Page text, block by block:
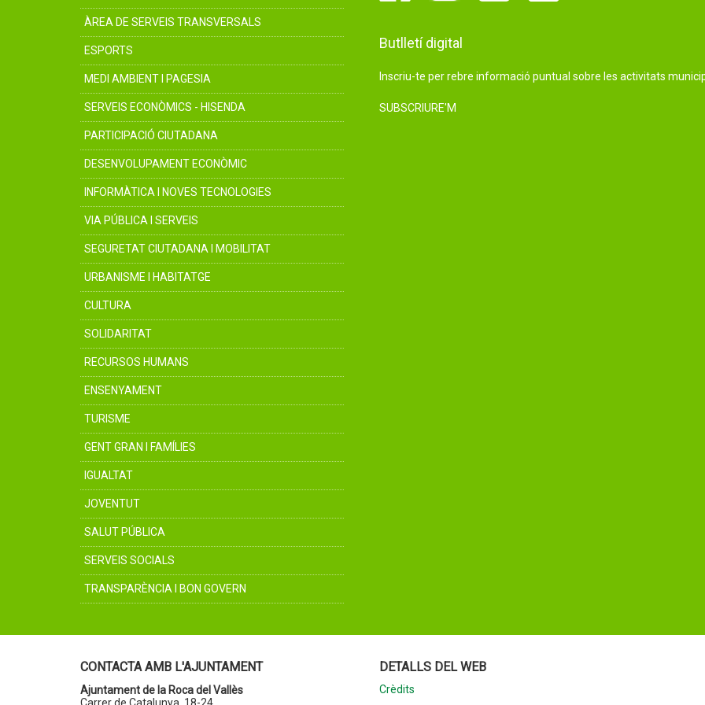
ÀREA DE SERVEIS TRANSVERSALS
ESPORTS
MEDI AMBIENT I PAGESIA
SERVEIS ECONÒMICS - HISENDA
PARTICIPACIÓ CIUTADANA
DESENVOLUPAMENT ECONÒMIC
INFORMÀTICA I NOVES TECNOLOGIES
VIA PÚBLICA I SERVEIS
SEGURETAT CIUTADANA I MOBILITAT
URBANISME I HABITATGE
CULTURA
SOLIDARITAT
RECURSOS HUMANS
ENSENYAMENT
TURISME
GENT GRAN I FAMÍLIES
IGUALTAT
JOVENTUT
SALUT PÚBLICA
SERVEIS SOCIALS
TRANSPARÈNCIA I BON GOVERN
Butlletí digital
Inscriu-te per rebre informació puntual sobre les activitats
SUBSCRIURE'M
CONTACTA AMB L'AJUNTAMENT
Ajuntament de la Roca del Vallès
DETALLS DEL WEB
Crèdits